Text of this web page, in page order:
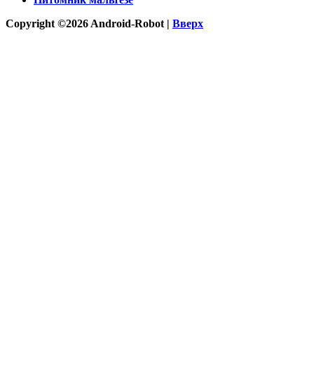
Copyright ©2026 Android-Robot | Вверх